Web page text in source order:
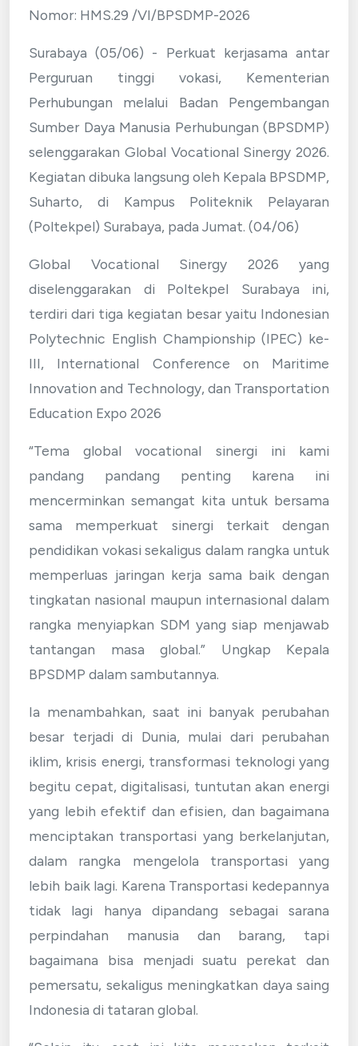
Nomor: HMS.29 /VI/BPSDMP-2026
Surabaya (05/06) - Perkuat kerjasama antar
Perguruan tinggi vokasi, Kementerian
Perhubungan melalui Badan Pengembangan
Sumber Daya Manusia Perhubungan (BPSDMP)
selenggarakan Global Vocational Sinergy 2026.
Kegiatan dibuka langsung oleh Kepala BPSDMP,
Suharto, di Kampus Politeknik Pelayaran
(Poltekpel) Surabaya, pada Jumat. (04/06)
Global Vocational Sinergy 2026 yang
diselenggarakan di Poltekpel Surabaya ini,
terdiri dari tiga kegiatan besar yaitu Indonesian
Polytechnic English Championship (IPEC) ke-
III, International Conference on Maritime
Innovation and Technology, dan Transportation
Education Expo 2026
“Tema global vocational sinergi ini kami
pandang pandang penting karena ini
mencerminkan semangat kita untuk bersama
sama memperkuat sinergi terkait dengan
pendidikan vokasi sekaligus dalam rangka untuk
memperluas jaringan kerja sama baik dengan
tingkatan nasional maupun internasional dalam
rangka menyiapkan SDM yang siap menjawab
tantangan masa global.” Ungkap Kepala
BPSDMP dalam sambutannya.
Ia menambahkan, saat ini banyak perubahan
besar terjadi di Dunia, mulai dari perubahan
iklim, krisis energi, transformasi teknologi yang
begitu cepat, digitalisasi, tuntutan akan energi
yang lebih efektif dan efisien, dan bagaimana
menciptakan transportasi yang berkelanjutan,
dalam rangka mengelola transportasi yang
lebih baik lagi. Karena Transportasi kedepannya
tidak lagi hanya dipandang sebagai sarana
perpindahan manusia dan barang, tapi
bagaimana bisa menjadi suatu perekat dan
pemersatu, sekaligus meningkatkan daya saing
Indonesia di tataran global.